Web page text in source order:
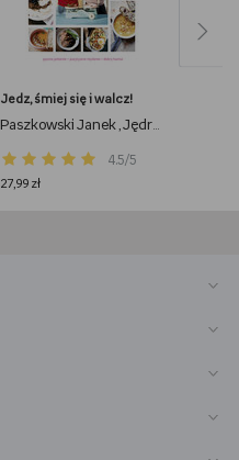
Jedz, śmiej się i walcz!
Paszkowski Janek,Jędrzejczyk Joanna
4.5/5
27,99 zł